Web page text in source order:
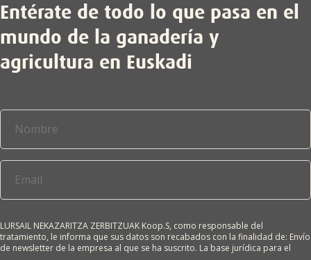
Entérate de todo lo que pasa en el
mundo de la ganadería y
agricultura en Euskadi
LURSAIL NEKAZARITZA ZERBITZUAK Koop.S, como responsable del
tratamiento, le informa que sus datos son recabados con la finalidad de: Envío
de newsletter de la empresa al que se ha suscrito. La base jurídica para el